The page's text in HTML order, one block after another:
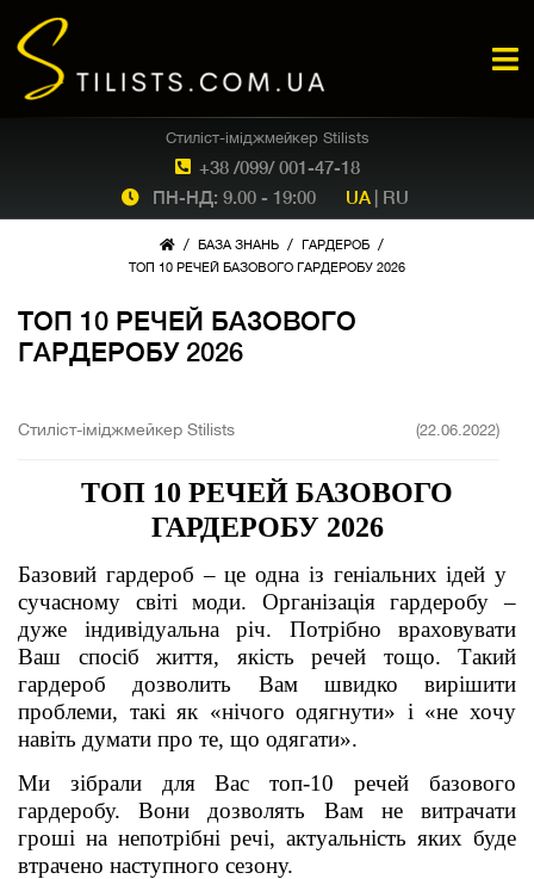
+38 /099/ 001-47-18
Стиліст-іміджмейкер Stilists
ПН-НД: 9.00 - 19:00 UA | RU
/ БАЗА ЗНАНЬ / ГАРДЕРОБ /
ТОП 10 РЕЧЕЙ БАЗОВОГО ГАРДЕРОБУ 2026
ТОП 10 РЕЧЕЙ БАЗОВОГО
ГАРДЕРОБУ 2026
Стиліст-іміджмейкер Stilists (22.06.2022)
ТОП 10 РЕЧЕЙ БАЗОВОГО
ГАРДЕРОБУ 2026
Базовий гардероб – це одна із геніальних ідей у ​​
сучасному світі моди. Організація гардеробу –
дуже індивідуальна річ. Потрібно враховувати
Ваш спосіб життя, якість речей тощо. Такий
гардероб дозволить Вам швидко вирішити
проблеми, такі як «нічого одягнути» і «не хочу
навіть думати про те, що одягати».
Ми зібрали для Вас топ-10 речей базового
гардеробу. Вони дозволять Вам не витрачати
гроші на непотрібні речі, актуальність яких буде
втрачено наступного сезону.